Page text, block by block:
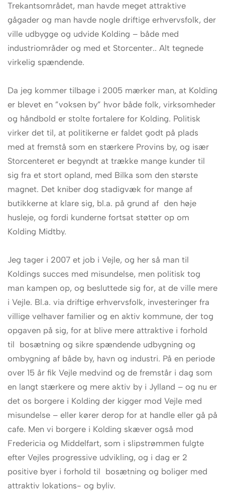
Trekantsområdet, man havde meget attraktive
gågader og man havde nogle driftige erhvervsfolk, der
ville udbygge og udvide Kolding – både med
industriområder og med et Storcenter.. Alt tegnede
virkelig spændende.
Da jeg kommer tilbage i 2005 mærker man, at Kolding
er blevet en ”voksen by” hvor både folk, virksomheder
og håndbold er stolte fortalere for Kolding. Politisk
virker det til, at politikerne er faldet godt på plads
med at fremstå som en stærkere Provins by, og især
Storcenteret er begyndt at trække mange kunder til
sig fra et stort opland, med Bilka som den største
magnet. Det kniber dog stadigvæk for mange af
butikkerne at klare sig, bl.a. på grund af den høje
husleje, og fordi kunderne fortsat støtter op om
Kolding Midtby.
Jeg tager i 2007 et job i Vejle, og her så man til
Koldings succes med misundelse, men politisk tog
man kampen op, og besluttede sig for, at de ville mere
i Vejle. Bl.a. via driftige erhvervsfolk, investeringer fra
villige velhaver familier og en aktiv kommune, der tog
opgaven på sig, for at blive mere attraktive i forhold
til bosætning og sikre spændende udbygning og
ombygning af både by, havn og industri. På en periode
over 15 år fik Vejle medvind og de fremstår i dag som
en langt stærkere og mere aktiv by i Jylland – og nu er
det os borgere i Kolding der kigger mod Vejle med
misundelse – eller kører derop for at handle eller gå på
cafe. Men vi borgere i Kolding skæver også mod
Fredericia og Middelfart, som i slipstrømmen fulgte
efter Vejles progressive udvikling, og i dag er 2
positive byer i forhold til bosætning og boliger med
attraktiv lokations- og byliv.